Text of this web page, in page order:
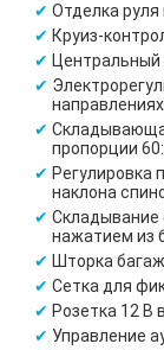
Отделка руля
Круиз-
Центральный
направлениях
пропорции
Регулировка
наклона
Складывание
нажатием из
Шторка
Сетка для
Розетка 12 В
Управление